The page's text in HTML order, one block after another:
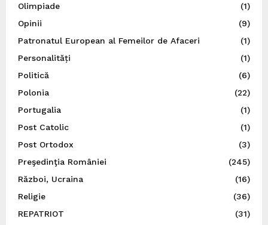
Olimpiade
(1)
Opinii
(9)
Patronatul European al Femeilor de Afaceri
(1)
Personalități
(1)
Politică
(6)
Polonia
(22)
Portugalia
(1)
Post Catolic
(1)
Post Ortodox
(3)
Preşedinţia României
(245)
Război, Ucraina
(16)
Religie
(36)
REPATRIOT
(31)